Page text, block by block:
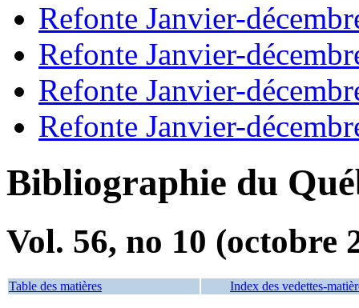
Refonte Janvier-
Refonte Janvier-
Refonte Janvier-
Refonte Janvier-
Bibliographie du
Vol. 56, no 10 (octobre
Table des matières Index des vedettes-